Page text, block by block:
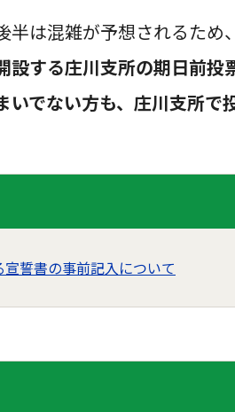
半は混雑が予想されるた
設する庄川支所の期日前
でない方も、庄川支所で
誓書の事前記入について